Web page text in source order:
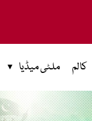
کالم ملٹی میڈیا